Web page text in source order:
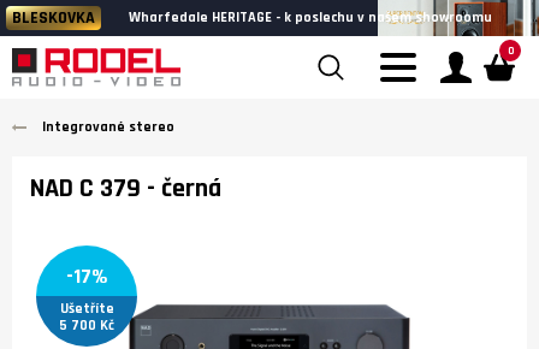
BLESKOVKA Wharfedale HERITAGE - k poslechu v našem showroomu
0
Integrované stereo
NAD C 379 - černá
-17%
Ušetříte
5 700 Kč